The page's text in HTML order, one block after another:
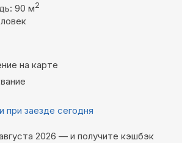
90 м2
на карте
при заезде сегодня
2026 — и получите кэшбэк